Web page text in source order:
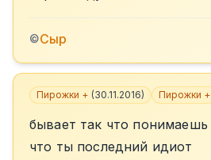
©Сыр
Пирожки + (30.11.2016) Пирожки +
бывает так что понимаешь
что ты последний идиот